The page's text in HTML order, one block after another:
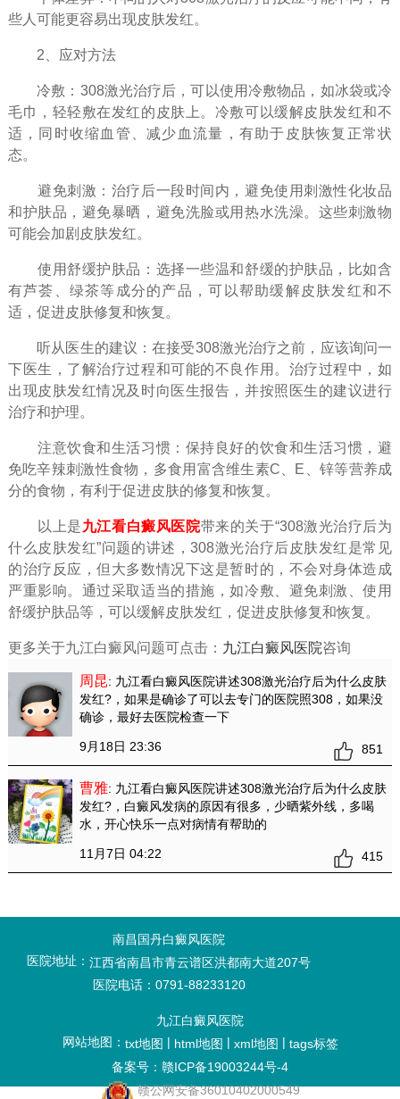
些人可能更容易出现皮肤发红。
2、应对方法
冷敷：308激光治疗后，可以使用冷敷物品，如冰袋或冷
毛巾，轻轻敷在发红的皮肤上。冷敷可以缓解皮肤发红和不
适，同时收缩血管、减少血流量，有助于皮肤恢复正常状
态。
避免刺激：治疗后一段时间内，避免使用刺激性化妆品
和护肤品，避免暴晒，避免洗脸或用热水洗澡。这些刺激物
可能会加剧皮肤发红。
使用舒缓护肤品：选择一些温和舒缓的护肤品，比如含
有芦荟、绿茶等成分的产品，可以帮助缓解皮肤发红和不
适，促进皮肤修复和恢复。
听从医生的建议：在接受308激光治疗之前，应该询问一
下医生，了解治疗过程和可能的不良作用。治疗过程中，如
出现皮肤发红情况及时向医生报告，并按照医生的建议进行
治疗和护理。
注意饮食和生活习惯：保持良好的饮食和生活习惯，避
免吃辛辣刺激性食物，多食用富含维生素C、E、锌等营养成
分的食物，有利于促进皮肤的修复和恢复。
以上是九江看白癜风医院带来的关于“308激光治疗后为
什么皮肤发红”问题的讲述，308激光治疗后皮肤发红是常见
的治疗反应，但大多数情况下这是暂时的，不会对身体造成
严重影响。通过采取适当的措施，如冷敷、避免刺激、使用
舒缓护肤品等，可以缓解皮肤发红，促进皮肤修复和恢复。
更多关于九江白癜风问题可点击： 九江白癜风医院咨询
周昆: 九江看白癜风医院讲述308激光治疗后为什么皮肤
发红? ，如果是确诊了可以去专门的医院照308，如果没
确诊，最好去医院检查一下
9月18日 23:36 851
曹雅: 九江看白癜风医院讲述308激光治疗后为什么皮肤
发红? ，白癜风发病的原因有很多，少晒紫外线，多喝
水，开心快乐一点对病情有帮助的
11月7日 04:22 415
南昌国丹白癜风医院
医院地址： 江西省南昌市青云谱区洪都南大道207号
医院电话：0791-88233120
九江白癜风医院
网站地图： txt地图 | html地图 | xml地图 | tags标签
备案号：赣ICP备19003244号-4
赣公网安备36010402000549